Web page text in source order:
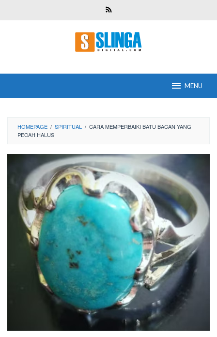
MENU
HOMEPAGE / SPIRITUAL / CARA MEMPERBAIKI BATU BACAN YANG
PECAH HALUS